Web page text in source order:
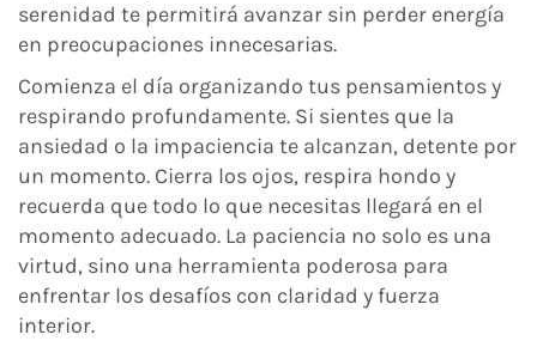
serenidad te permitirá avanzar sin perder energía
en preocupaciones innecesarias.
Comienza el día organizando tus pensamientos y
respirando profundamente. Si sientes que la
ansiedad o la impaciencia te alcanzan, detente por
un momento. Cierra los ojos, respira hondo y
recuerda que todo lo que necesitas llegará en el
momento adecuado. La paciencia no solo es una
virtud, sino una herramienta poderosa para
enfrentar los desafíos con claridad y fuerza
interior.